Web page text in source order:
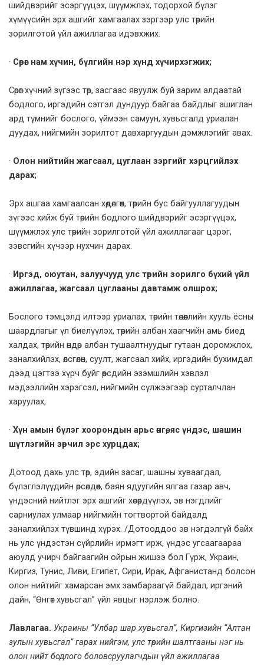
шийдвэрийг эсэргүүцэх, шүүмжлэх, тодорхой бүлэг
хүмүүсийн эрх ашгийг хамгаалах зэргээр улс төрийн
зорилготой үйл ажиллагаа идэвхжих.
· Сөрөг нам хүчин, бүлгийн нэр хүнд хүчирхэгжих;
Сөрөг хүчний зүгээс төр, засгаас явуулж буй зарим алдаатай
бодлого, иргэдийн сэтгэл дундуур байгаа байдлыг ашиглан
ард түмнийг бослого, үймээн самуун, хувьсгалд уриалан
дуудах, нийгмийн зорилтот давхаргуудын дэмжлэгийг авах.
· Олон нийтийн жагсаал, цуглаан зэргийг хэрцгийлэх
дарах;
Эрх ашгаа хамгаалсан хөдөлгөөн, төрийн бус байгууллагуудын
зүгээс хийж буй төрийн бодлого шийдвэрийг эсэргүүцэх,
шүүмжлэх улс төрийн зорилготой үйл ажиллагааг цэрэг,
зэвсгийн хүчээр нухчин дарах.
· Иргэд, оюутан, залуучууд улс төрийн зорилго бүхий үйл
ажиллагаа, жагсаал цуглааны давтамж олшрох;
Бослого тэмцэлд илтээр уриалах, төрийн төлөөллийн хууль ёсны
шаардлагыг үл биелүүлэх, төрийн албан хаагчийн амь биед
халдах, төрийн өндөр албан тушаалтнуудыг гутаан доромжлох,
заналхийлэх, өлсгөлөн, суулт, жагсаал хийх, иргэдийн бухимдал
дээд цэгтээ хүрч буйг өөрсдийн эзэмшлийн хэвлэл
мэдээллийн хэрэгсэл, нийгмийн сүлжээгээр сурталчлан
харуулах,
· Хүн амын бүлэг хоорондын арьс өнгө, яс үндэс, шашин
шүтлэгийн зөрчил эрс хурцдах;
Дотоод дахь улс төр, эдийн засаг, шашны хуваагдал,
бүлэглэлүүдийн өрсөлдөөн, баян ядуугийн ялгаа газар авч,
үндэсний нийтлэг эрх ашгийг хөсөрдүүлэх, эв нэгдлийг
сарниулах улмаар нийгмийн тогтвортой байдалд
заналхийлэх түвшинд хүрэх. /Дотооддоо эв нэгдэлгүй байх
нь улс үндэстэн сүйрлийн ирмэгт ирж, үндэс угсаагаараа
аюулд учирч байгаагийн ойрын жишээ бол Гүрж, Украин,
Киргиз, Тунис, Ливи, Египет, Сири, Ирак, Афганистанд болсон
олон нийтийг хамарсан эмх замбараагүй байдал, иргэний
дайн, “Өнгөт хувьсгал” үйл явцыг нэрлэж болно.
Лавлагаа. Украины “Улбар шар хувьсгал”, Киргизийн “Алтан
зулын хувьсгал” гарах нийгэм, улс төрийн шалтгааны нэг нь
олон нийт бодлого боловсруулагчдын үйл ажиллагаа